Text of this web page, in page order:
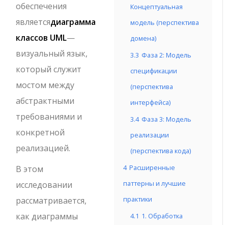
Концептуальная
модель (перспектива
домена)
3.3 Фаза 2: Модель
спецификации
(перспектива
интерфейса)
3.4 Фаза 3: Модель
реализации
(перспектива кода)
4 Расширенные
паттерны и лучшие
практики
4.1 1. Обработка
обеспечения
являетсядиаграмма
классов UML—
визуальный язык,
который служит
мостом между
абстрактными
требованиями и
конкретной
реализацией.
В этом
исследовании
рассматривается,
как диаграммы